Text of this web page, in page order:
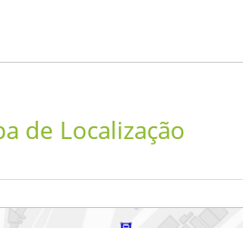
de Localização